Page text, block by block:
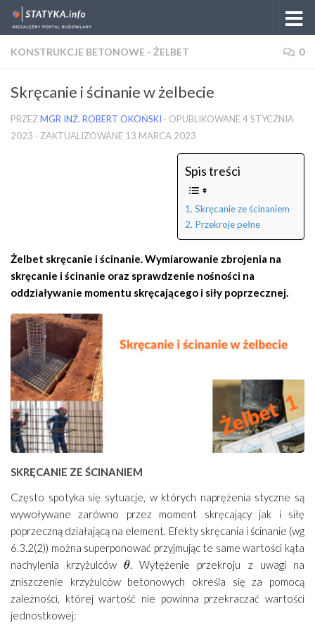
Skip to content
KONSTRUKCJE BETONOWE - ŻELBET 0
Skręcanie i ścinanie w żelbecie
PRZEZMGR INŻ. ROBERT OKOŃSKI · OPUBLIKOWANE4 STYCZNIA
2023 · ZAKTUALIZOWANE 13 MARCA 2023
Spis treści
Skręcanie ze ścinaniem
Przekroje pełne
Żelbet skręcanie i ścinanie. Wymiarowanie zbrojenia na
skręcanie i ścinanie oraz sprawdzenie nośności na
oddziaływanie momentu skręcającego i siły poprzecznej.
SKRĘCANIE ZE ŚCINANIEM
Często spotyka się sytuacje, w których naprężenia styczne są
wywoływane zarówno przez moment skręcający jak i siłę
poprzeczną działającą na element. Efekty skręcania i ścinanie (wg
6.3.2(2)) można superponować przyjmując te same wartości kąta
nachylenia krzyżulców\theta
θ. Wytężenie przekroju z uwagi na
zniszczenie krzyżulców betonowych określa się za pomocą
zależności, której wartość nie powinna przekraczać wartości
jednostkowej: